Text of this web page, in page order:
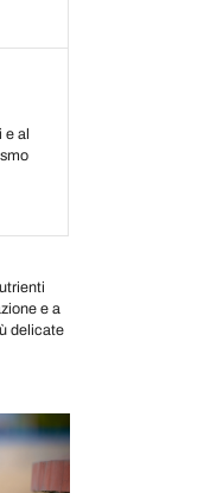
e al
e a
delicate